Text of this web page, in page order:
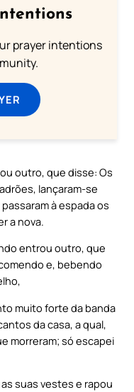
prayer intentions
outro, que disse: Os
lançaram-se
à espada os
a nova.
entrou outro, que
e, bebendo
muito forte da banda
da casa, a qual,
morreram; só escapei
suas vestes e rapou